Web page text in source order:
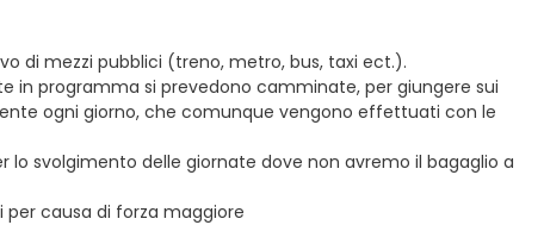
di mezzi pubblici (treno, metro, bus, taxi ect.).
in programma si prevedono camminate, per giungere sui
ogni giorno, che comunque vengono effettuati con le
lo svolgimento delle giornate dove non avremo il bagaglio a
per causa di forza maggiore